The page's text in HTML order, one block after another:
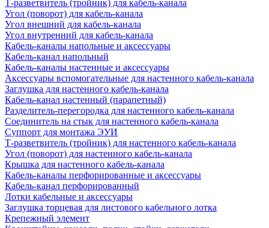
Т-разветвитель (тройник) для кабель-канала
Угол (поворот) для кабель-канала
Угол внешний для кабель-канала
Угол внутренний для кабель-канала
Кабель-каналы напольные и аксессуары
Кабель-канал напольный
Кабель-каналы настенные и аксессуары
Аксессуары вспомогательные для настенного кабель-канала
Заглушка для настенного кабель-канала
Кабель-канал настенный (парапетный)
Разделитель-перегородка для настенного кабель-канала
Соединитель на стык для настенного кабель-канала
Суппорт для монтажа ЭУИ
Т-разветвитель (тройник) для настенного кабель-канала
Угол (поворот) для настенного кабель-канала
Крышка для настенного кабель-канала
Кабель-каналы перфорированные и аксессуары
Кабель-канал перфорированный
Лотки кабельные и аксессуары
Заглушка торцевая для листового кабельного лотка
Крепежный элемент